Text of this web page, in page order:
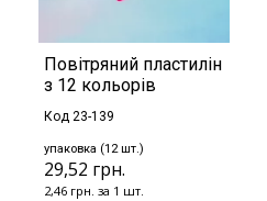
Повітряний пластилін
з 12 кольорів
Код 23-139
упаковка (12 шт.)
29,52 грн.
2,46 грн. за 1 шт.